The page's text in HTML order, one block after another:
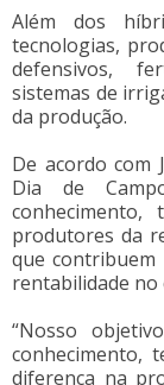
Além dos
tecnologias,
defensivos,
sistemas de
da produção.
De acordo com
Dia de
conhecimento,
produtores da
que
rentabilidade no
“Nosso
conhecimento,
diferença na